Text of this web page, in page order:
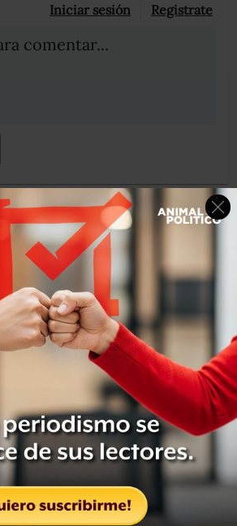
Iniciar sesión Registrate
comentar...
LeBron James rebasa el
récord de anotaciones
en la NBA
Leer después
MLS: Messi, James y
Müller, la liga tiene
sorpresas con sus
estrellas